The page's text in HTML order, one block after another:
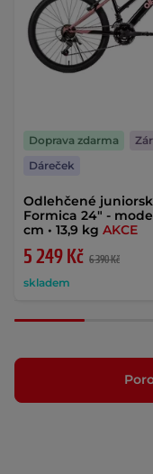
Odlehčené
Formica 24" - model
cm • 13,9 kg AKCE
5 249 Kč 6 390 Kč
skladem
Doprava zdarma
Dáreček